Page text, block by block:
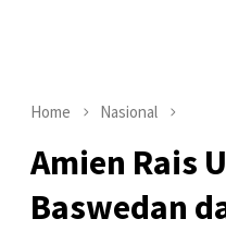
Home Nasional
Amien Rais
Baswedan